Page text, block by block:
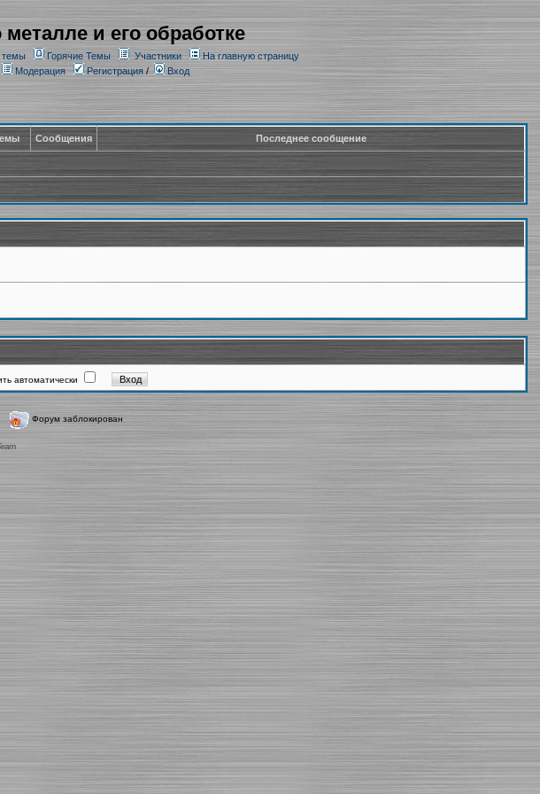
и его обработке
темы Горячие Темы Участники
На главную страницу
Модерация
Регистрация/ Вход
Сообщения Последнее сообщение
автоматически
Форум заблокирован